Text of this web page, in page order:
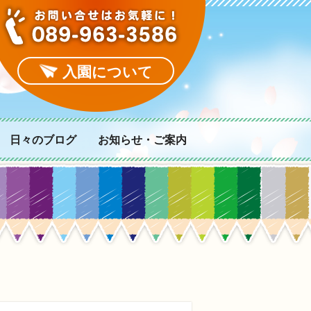
入園について
日々のブログ お知らせ・ご案内